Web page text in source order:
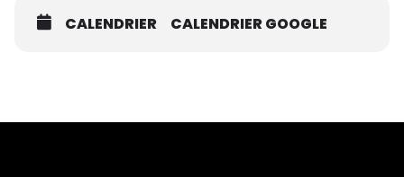
CALENDRIER CALENDRIER GOOGLE